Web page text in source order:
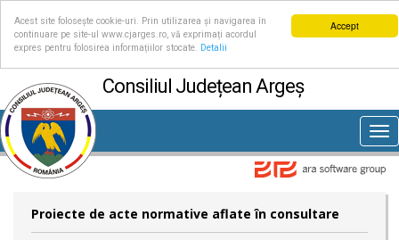
Accept
Acest site folosește cookie-uri. Prin utilizarea și navigarea în
continuare pe site-ul www.cjarges.ro, vă exprimați acordul
expres pentru folosirea informațiilor stocate.
Detalii
Consiliul Județean Argeș
Proiecte de acte normative aflate în consultare